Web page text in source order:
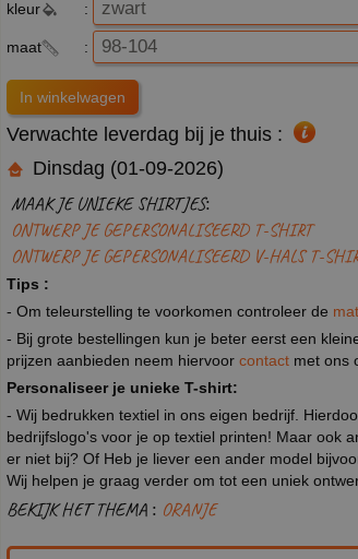
kleur :
maat :
Verwachte leverdag bij je thuis :
Dinsdag (01-09-2026)
MAAK JE UNIEKE SHIRTJES:
ONTWERP JE GEPERSONALISEERD T-SHIRT
ONTWERP JE GEPERSONALISEERD V-HALS T-
Tips :
- Om teleurstelling te voorkomen controleer de
- Bij grote bestellingen kun je beter eerst een
prijzen aanbieden neem hiervoor contact met ons
Personaliseer je unieke T-shirt:
- Wij bedrukken textiel in ons eigen bedrijf.
bedrijfslogo's voor je op textiel printen! Maar ook
er niet bij? Of Heb je liever een ander model
Wij helpen je graag verder om tot een uniek
BEKIJK HET THEMA : ORANJE